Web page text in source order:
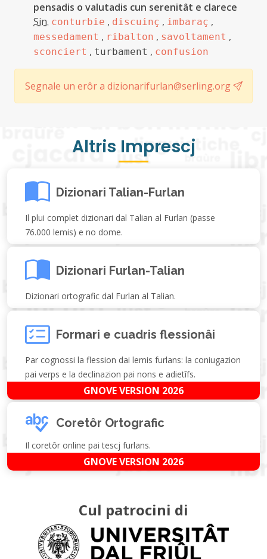
pensadis o valutadis cun serenitât e clarece
Sin. conturbie , discuinç , imbaraç ,
messedament , ribalton , savoltament ,
sconciert , turbament , confusion
Segnale un erôr a dizionarifurlan@serling.org
Altris Imprescj
Dizionari Talian-Furlan
Il plui complet dizionari dal Talian al Furlan (passe
76.000 lemis) e no dome.
Dizionari Furlan-Talian
Dizionari ortografic dal Furlan al Talian.
Formari e cuadris flessionâi
Par cognossi la flession dai lemis furlans: la coniugazion
pai verps e la declinazion pai nons e adietîfs.
GNOVE VERSION 2026
Coretôr Ortografic
Il coretôr online pai tescj furlans.
GNOVE VERSION 2026
Cul patrocini di